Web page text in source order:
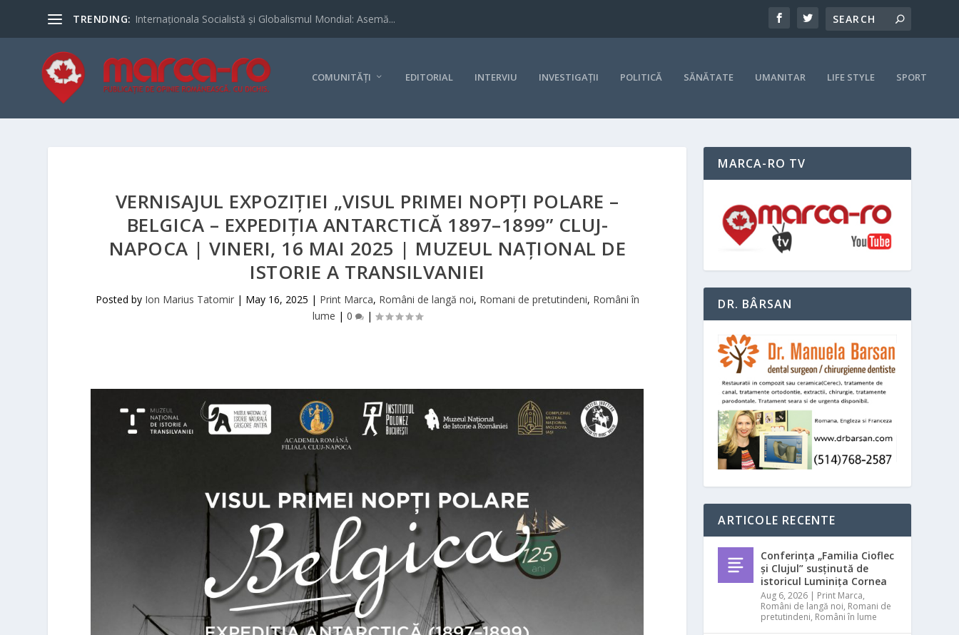
TRENDING: Internaționala Socialistă și Globalismul Mondial: Asemă...
COMUNITĂȚI EDITORIAL INTERVIU INVESTIGAȚII POLITICĂ SĂNĂTATE UMANITAR LIFE STYLE SPORT
VERNISAJUL EXPOZIȚIEI „VISUL PRIMEI NOPȚI POLARE –
BELGICA – EXPEDIȚIA ANTARCTICĂ 1897–1899” CLUJ-
NAPOCA | VINERI, 16 MAI 2025 | MUZEUL NAȚIONAL DE
ISTORIE A TRANSILVANIEI
Posted by Ion Marius Tatomir| May 16, 2025 | Print Marca, Români de langă noi, Romani de pretutindeni, Români în
lume | 0 |
MARCA-RO TV
DR. BÂRSAN
ARTICOLE RECENTE
Conferința „Familia Cioflec
și Clujul” susținută de
istoricul Luminița Cornea
Aug 6, 2026 | Print Marca,
Români de langă noi, Romani de
pretutindeni, Români în lume